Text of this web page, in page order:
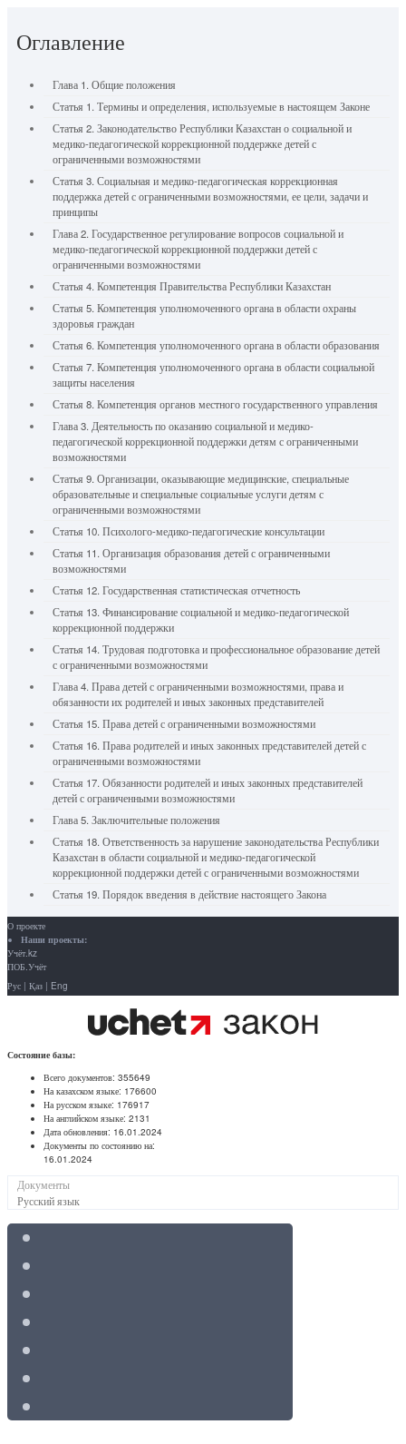
Оглавление
Глава 1. Общие положения
Статья 1. Термины и определения, используемые в настоящем Законе
Статья 2. Законодательство Республики Казахстан о социальной и
медико-педагогической коррекционной поддержке детей с
ограниченными возможностями
Статья 3. Социальная и медико-педагогическая коррекционная
поддержка детей с ограниченными возможностями, ее цели, задачи и
принципы
Глава 2. Государственное регулирование вопросов социальной и
медико-педагогической коррекционной поддержки детей с
ограниченными возможностями
Статья 4. Компетенция Правительства Республики Казахстан
Статья 5. Компетенция уполномоченного органа в области охраны
здоровья граждан
Статья 6. Компетенция уполномоченного органа в области образования
Статья 7. Компетенция уполномоченного органа в области социальной
защиты населения
Статья 8. Компетенция органов местного государственного управления
Глава 3. Деятельность по оказанию социальной и медико-
педагогической коррекционной поддержки детям с ограниченными
возможностями
Статья 9. Организации, оказывающие медицинские, специальные
образовательные и специальные социальные услуги детям с
ограниченными возможностями
Статья 10. Психолого-медико-педагогические консультации
Статья 11. Организация образования детей с ограниченными
возможностями
Статья 12. Государственная статистическая отчетность
Статья 13. Финансирование социальной и медико-педагогической
коррекционной поддержки
Статья 14. Трудовая подготовка и профессиональное образование детей
с ограниченными возможностями
Глава 4. Права детей с ограниченными возможностями, права и
обязанности их родителей и иных законных представителей
Статья 15. Права детей с ограниченными возможностями
Статья 16. Права родителей и иных законных представителей детей с
ограниченными возможностями
Статья 17. Обязанности родителей и иных законных представителей
детей с ограниченными возможностями
Глава 5. Заключительные положения
Статья 18. Ответственность за нарушение законодательства Республики
Казахстан в области социальной и медико-педагогической
коррекционной поддержки детей с ограниченными возможностями
Статья 19. Порядок введения в действие настоящего Закона
О проекте
Наши проекты:
Учёт.kz
ПОБ.Учёт
Рус | Қаз | Eng
Состояние базы:
Всего документов: 355649
На казахском языке: 176600
На русском языке: 176917
На английском языке: 2131
Дата обновления: 16.01.2024
Документы по состоянию на:
16.01.2024
Документы
Русский язык